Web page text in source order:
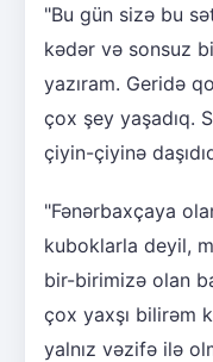
"Bu gün sizə bu
kədər və sonsuz
yazıram. Geridə
çox şey yaşadıq.
çiyin-çiyinə
"Fənərbaxçaya
kuboklarla deyil,
bir-birimizə olan
çox yaxşı bilirəm
yalnız vəzifə ilə